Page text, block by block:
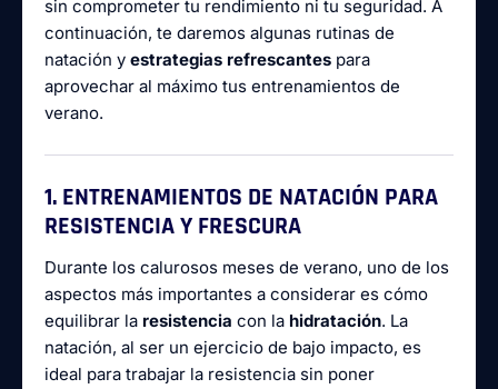
sin comprometer tu rendimiento ni tu seguridad. A
continuación, te daremos algunas rutinas de
natación y estrategias refrescantes para
aprovechar al máximo tus entrenamientos de
verano.
1. ENTRENAMIENTOS DE NATACIÓN PARA
RESISTENCIA Y FRESCURA
Durante los calurosos meses de verano, uno de los
aspectos más importantes a considerar es cómo
equilibrar la resistencia con la hidratación. La
natación, al ser un ejercicio de bajo impacto, es
ideal para trabajar la resistencia sin poner